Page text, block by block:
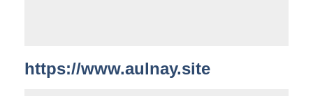
https://www.aulnay.site